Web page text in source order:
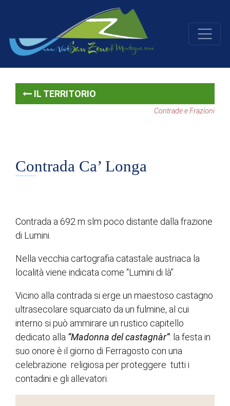
IL TERRITORIO
Contrade e Frazioni
Contrada Ca’ Longa
Contrada a 692 m slm poco distante dalla frazione
di Lumini.
Nella vecchia cartografia catastale austriaca la
località viene indicata come “Lumini di là”.
Vicino alla contrada si erge un maestoso castagno
ultrasecolare squarciato da un fulmine, al cui
interno si può ammirare un rustico capitello
dedicato alla “Madonna del castagnàr”: la festa in
suo onore è il giorno di Ferragosto con una
celebrazione religiosa per proteggere tutti i
contadini e gli allevatori.